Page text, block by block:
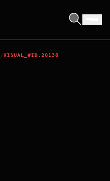
/VISUAL_#ID.20136